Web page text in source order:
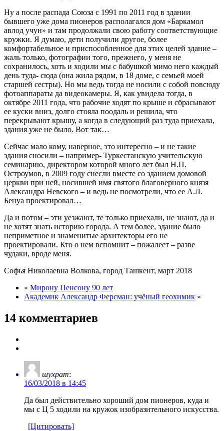
Ну а после распада Союза с 1991 по 2011 год в здании
бывшего уже дома пионеров располагался дом «Баркамол
авлод учун» и там продолжали свою работу соответствующие
кружки. Я думаю, дети получили другое, более
комфортабельное и приспособленное для этих целей здание –
жаль только, фотографии того, прежнего, у меня не
сохранилось, хоть и ходили мы с бабушкой мимо него каждый
день туда- сюда (она жила рядом, в 18 доме, с семьей моей
старшей сестры). Но мы ведь тогда не носили с собой повсюду
фотоаппараты да видеокамеры. Я, как увидела тогда, в
октябре 2011 года, что рабочие ходят по крыше и сбрасывают
ее куски вниз, долго стояла поодаль и решила, что
перекрывают крышу, а когда в следующий раз туда приехала,
здания уже не было. Вот так…
Сейчас мало кому, наверное, это интересно – и не такие
здания сносили – например- Туркестанскую учительскую
семинарию, директором которой много лет был Н.П.
Остроумов, в 2009 году снесли вместе со зданием домовой
церкви при ней, носившей имя святого благоверного князя
Александра Невского – и ведь не посмотрели, что ее А.Л.
Бенуа проектировал…
Да и потом – эти уезжают, те только приехали, не знают, да и
не хотят знать историю города. А тем более, здание было
неприметное и знаменитые архитекторы его не
проектировали. Кто о нем вспомнит – пожалеет – разве
чудаки, вроде меня.
Софья Николаевна Волкова, город Ташкент, март 2018
« Мирону Пенсону 90 лет
Академик Александр Ферсман: учёный геохимик »
14 комментариев
шухрат:
16/03/2018 в 14:45
Да был действительно хороший дом пионеров, куда и
мы с Ц 5 ходили на кружок изобразительного искусства.
[Цитировать]